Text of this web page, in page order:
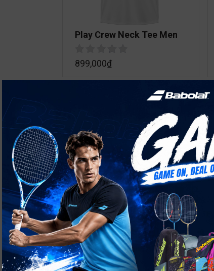
Play Crew Neck Tee Men
899,000₫
Play Tank Top
629,000₫